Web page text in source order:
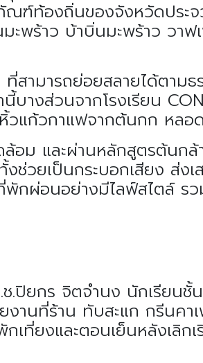
ณฑ์ท้องถิ่นของจังหวัดประ
ะพร้าว บ้าบิ่นมะพร้าว วาฟ
สามารถย่อยสลายได้ตาม
บางส่วนจากโรงเรียน
แก้วกาแฟจากต้นกก หลอ
อม และผ่านหลักสูตรต้นกล้
วยเป็นกระบอกเสียง ส่งเ
พักผ่อนอย่างมีไลฟ์สไตล์ ร
ปิยกร จิตจำนง นักเรียนชั้
งานที่ร้าน ทับสะแก กรีนคา
เที่ยงและตอนเย็นหลังเลิ